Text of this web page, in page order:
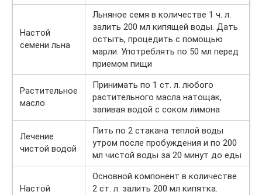
Настой
семени льна
Льняное семя в количестве 1 ч. л.
залить 200 мл кипящей воды. Дать
остыть, процедить с помощью
марли. Употреблять по 50 мл перед
приемом пищи
Растительное
масло
Принимать по 1 ст. л. любого
растительного масла натощак,
запивая водой с соком лимона
Лечение
чистой водой
Пить по 2 стакана теплой воды
утром после пробуждения и по 200
мл чистой воды за 20 минут до еды
Настой
Основной компонент в количестве
2 ст. л. залить 200 мл кипятка.